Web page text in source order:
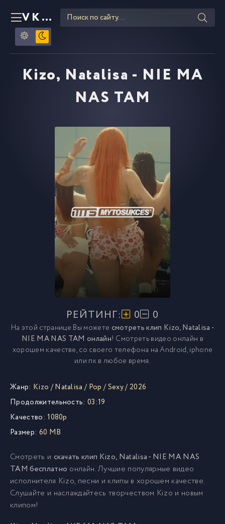
VKLIPE RU
Kizo, Natalisa - NIE MA
NAS TAM
РЕЙТИНГ: 0 0
На этой странице Вы можете смотреть клип Kizo, Natalisa -
NIE MA NAS TAM онлайн! Смотреть видео онлайн в
хорошем качестве, со своего телефона на Android, iphone
или пк в любое время.
Жанр: Kizo /Natalisa / Pop /Sexy/ 2026
Продолжительность: 03:19
Качество: 1080p
Размер: 60 MB
Смотреть и скачать клип Kizo, Natalisa - NIE MA NAS
TAM бесплатно онлайн. Лучшие популярные видео
исполнителя Kizo, песни и клипы в хорошем качестве.
Слушайте и наслаждайтесь творчеством Kizo и новым
клипом!